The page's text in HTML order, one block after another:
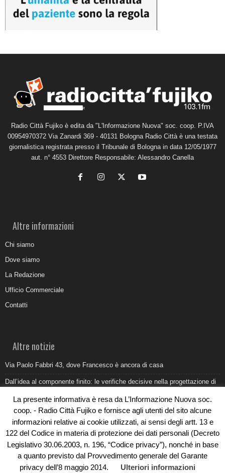
Radio Città Fujiko è edita da "L'Informazione Nuova" soc. coop. P.IVA
00954970372 Via Zanardi 369 - 40131 Bologna Radio Città è una testata
giornalistica registrata presso il Tribunale di Bologna in data 12/05/1977
aut. n° 4553 Direttore Responsabile: Alessandro Canella
Altre informazioni
Chi siamo
Dove siamo
La Redazione
Ufficio Commerciale
Contatti
Altre notizie
Via Paolo Fabbri 43, dove Francesco è ancora di casa
Dall’idea al componente finito: le verifiche decisive nella progettazione di
Belvedere Marittimo e il report ARPACAL 2026 sulla qualità del mare
Come organizzare e allestire una camera ardente per l’ultimo saluto
Umidità di risalita in casa, come riconoscere i segnali veri
La presente informativa è resa da L’Informazione Nuova soc.
coop. - Radio Città Fujiko e fornisce agli utenti del sito alcune
informazioni relative ai cookie utilizzati, ai sensi degli artt. 13 e
122 del Codice in materia di protezione dei dati personali (Decreto
Legislativo 30.06.2003, n. 196, “Codice privacy”), nonché in base
a quanto previsto dal Provvedimento generale del Garante
privacy dell’8 maggio 2014.
Ulteriori informazioni